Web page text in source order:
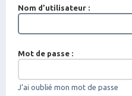
Nom d’utilisateur :
Mot de passe :
J’ai oublié mon mot de passe